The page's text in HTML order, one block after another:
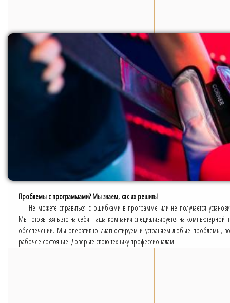
Проблемы с программами? Мы знаем, как их решить!
Не можете справиться с ошибками в программе или не получается
Мы готовы взять это на себя! Наша компания специализируется на
обеспечении. Мы оперативно диагностируем и устраняем любые проблемы,
рабочее состояние. Доверьте свою технику профессионалам!